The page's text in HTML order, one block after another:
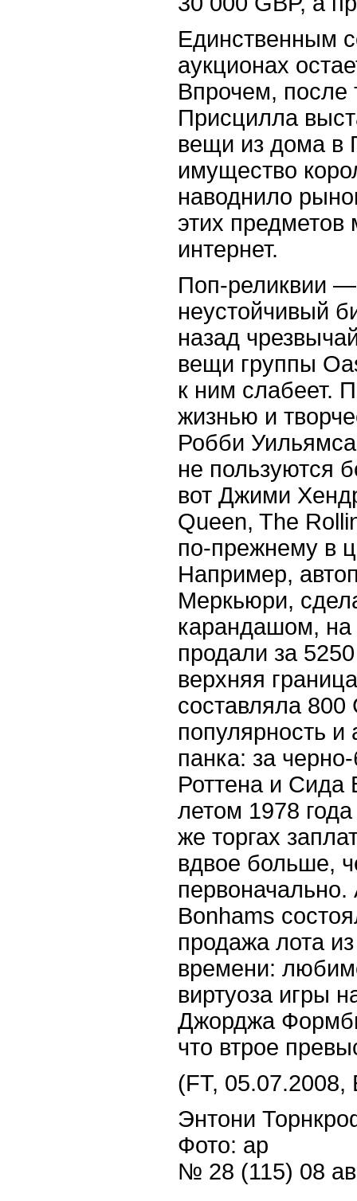
Единственным
аукционах
Впрочем, после
Присцилла
вещи из дома в
имущество
наводнило
этих предметов
интернет.
Поп-реликвии
неустойчивый
назад
вещи группы
к ним слабеет.
жизнью и
Робби
не пользуются
вот Джими
Queen, The
по-прежнему в
Например,
Меркьюри,
карандашом,
продали за
верхняя
составляла
популярность
панка: за
Роттена и Сида
летом 1978
же торгах
вдвое больше,
Bonhams
продажа лота
времени:
виртуоза игры
Джорджа
что втрое
(FT,
Энтони
Фото: ap
№ 28 (115) 08